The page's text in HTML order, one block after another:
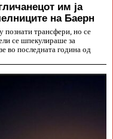
им ја
на Баерн
познати трансфери, но се
се шпекулираше за
во последната година од